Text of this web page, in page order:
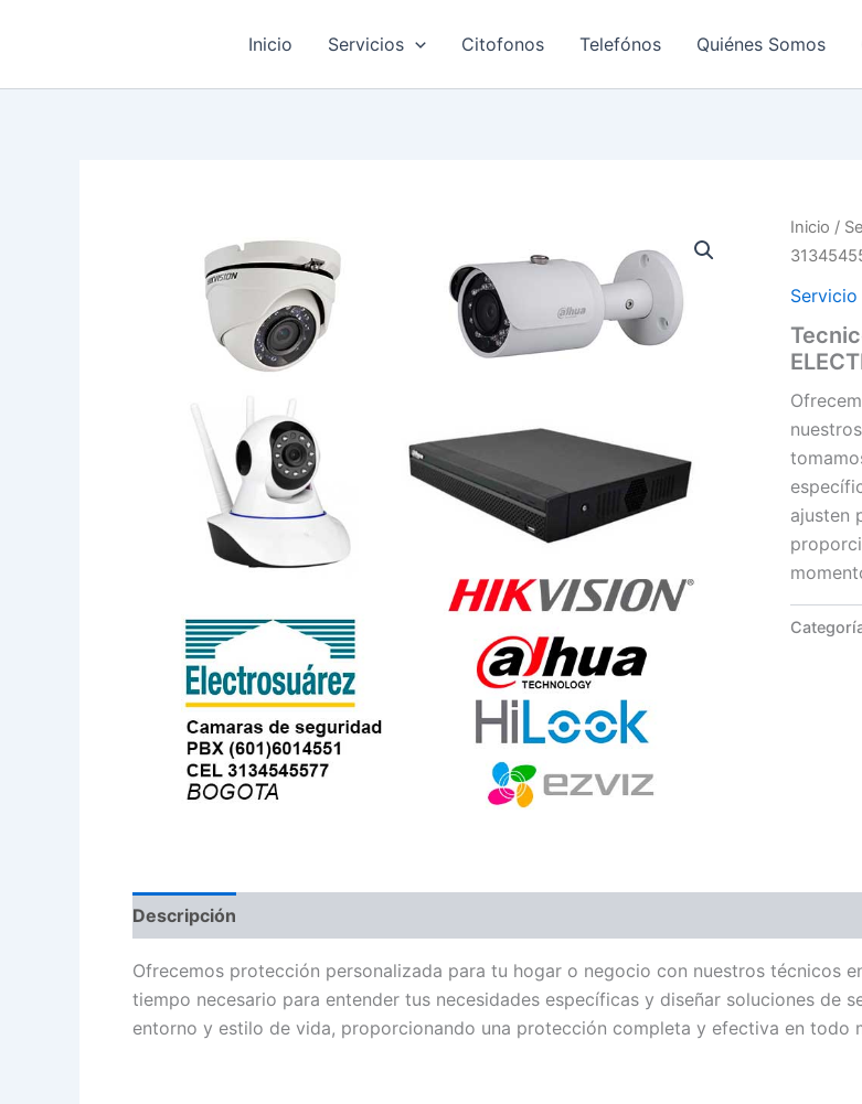
Inicio Servicios Citofonos Telefónos Quiénes Somos
Inicio /
ajusten
Descripción
Ofrecemos protección personalizada para tu hogar o negocio con nuestros técnicos
tiempo necesario para entender tus necesidades específicas y diseñar soluciones de
entorno y estilo de vida, proporcionando una protección completa y efectiva en todo